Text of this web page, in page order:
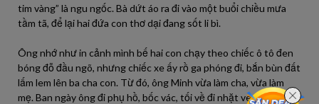
tim vàng” là ngu ngốc. Bà dứt áo ra đi vào một buổi chiều mưa
tầm tã, để lại hai đứa con thơ dại đang sốt li bì.
Ông nhớ như in cảnh mình bế hai con chạy theo chiếc ô tô đen
bóng đỗ đầu ngõ, nhưng chiếc xe ấy rồ ga phóng đi, bắn bùn đất
lấm lem lên ba cha con. Từ đó, ông Minh vừa làm cha, vừa làm
mẹ. Ban ngày ông đi phụ hồ, bốc vác, tối về đi nhặt ve chai. Có